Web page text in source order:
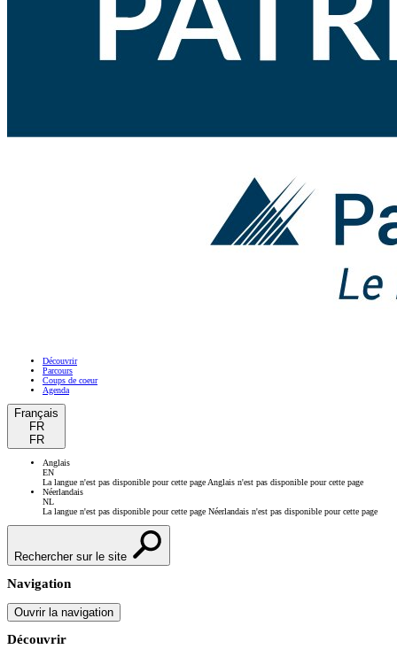
Découvrir
Parcours
Coups de coeur
Agenda
Français
FR
FR
Anglais
EN
La langue n'est pas disponible pour cette page Anglais n'est pas disponible pour cette page
Néerlandais
NL
La langue n'est pas disponible pour cette page Néerlandais n'est pas disponible pour cette page
Rechercher sur le site
Navigation
Ouvrir la navigation
Découvrir